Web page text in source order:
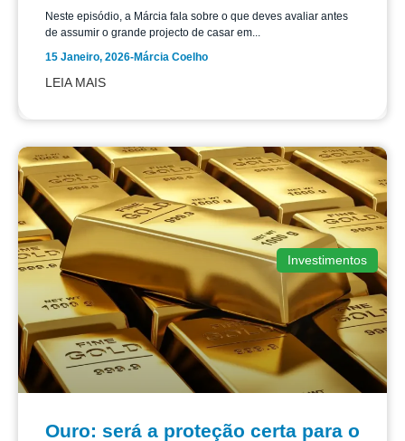
Neste episódio, a Márcia fala sobre o que deves avaliar antes
de assumir o grande projecto de casar em...
15 Janeiro, 2026-Márcia Coelho
LEIA MAIS
Investimentos
Ouro: será a proteção certa para o